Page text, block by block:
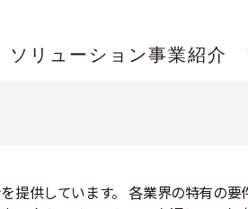
ソリューション事業紹介
供しています。 各業界の特有の